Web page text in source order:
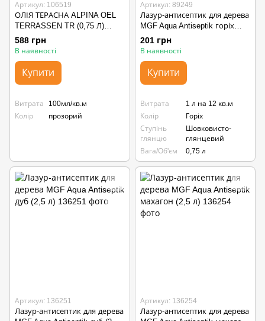
Артикул: 106519
ОЛІЯ ТЕРАСНА ALPINA OEL
TERRASSEN TR (0,75 Л)
ПРОЗОРА
588 грн
В наявності
Купити
Витрата
100мл/кв.м
Колір
прозорий
Артикул: 89249
Лазур-антисептик для дерева
MGF Aqua Antiseptik горіх
(0,75 л)
201 грн
В наявності
Купити
Витрата
1 л на 12 кв.м
Колір
Горіх
Ступінь
глянцю
Шовковисто-
глянцевий
Вага/Об'єм
0,75 л
Артикул: 136251
Лазур-антисептик для дерева
Артикул: 136254
Лазур-антисептик для дерева